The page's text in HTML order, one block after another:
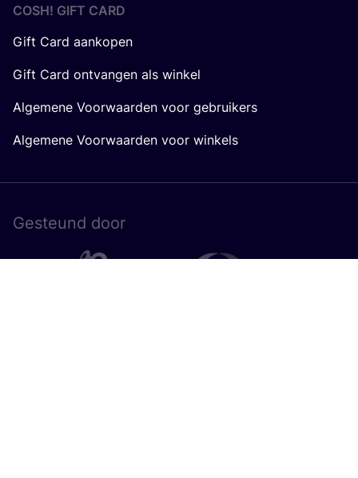
COSH! GIFT CARD
Gift Card aankopen
Gift Card ontvangen als winkel
Algemene Voorwaarden voor gebruikers
Algemene Voorwaarden voor winkels
Gesteund door